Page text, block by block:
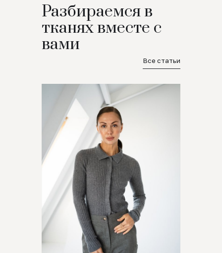
Разбираемся в
тканях вместе с
вами
Все статьи